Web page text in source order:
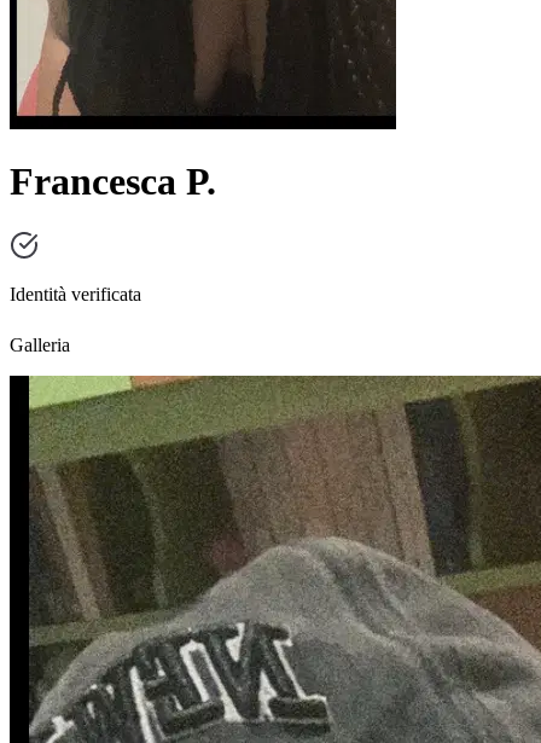
Francesca P.
Identità verificata
Galleria